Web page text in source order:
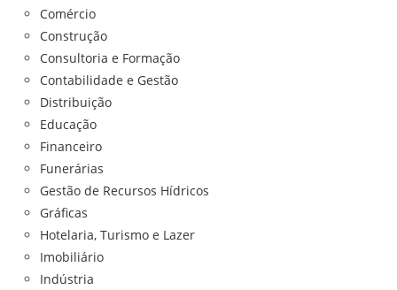
Comércio
Construção
Consultoria e Formação
Contabilidade e Gestão
Distribuição
Educação
Financeiro
Funerárias
Gestão de Recursos Hídricos
Gráficas
Hotelaria, Turismo e Lazer
Imobiliário
Indústria